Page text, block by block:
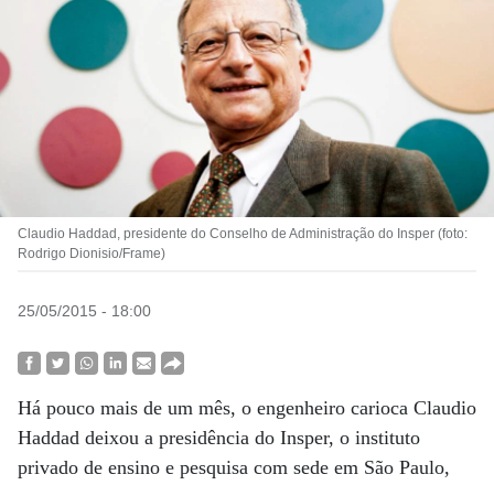
Claudio Haddad, presidente do Conselho de Administração do Insper (foto:
Rodrigo Dionisio/Frame)
25/05/2015 - 18:00
Há pouco mais de um mês, o engenheiro carioca Claudio
Haddad deixou a presidência do Insper, o instituto
privado de ensino e pesquisa com sede em São Paulo,